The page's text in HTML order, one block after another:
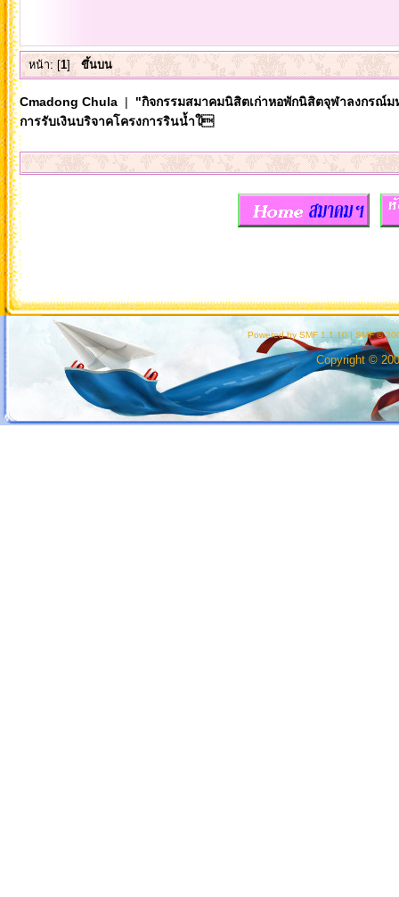
หน้า: [1] ขึ้นบน
Cmadong Chula| "กิจกรรมสมาคมนิสิตเก่าหอพักนิสิตจุฬาลงกรณ์ม
การรับเงินบริจาคโครงการรินน้ำใ
Powered by SMF 1.1.10 | SMF ©
Copyright ©